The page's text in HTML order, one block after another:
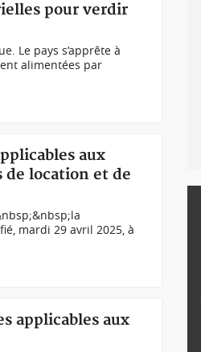
pour verdir
Le pays s’apprête à
alimentées par
aux
location et de
mardi 29 avril 2025, à
applicables aux